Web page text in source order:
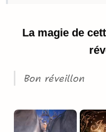
La magie de
Bon réveillon